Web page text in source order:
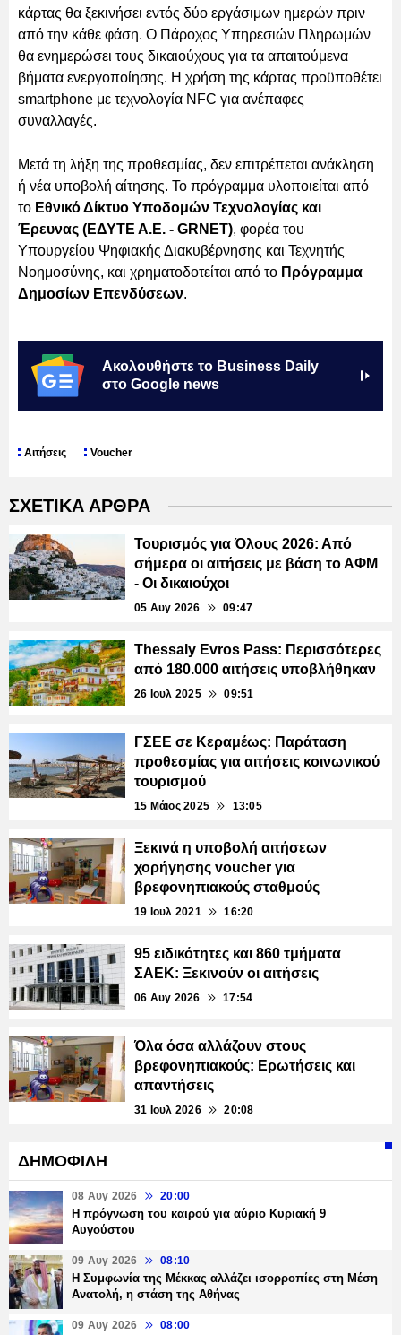
κάρτας θα ξεκινήσει εντός δύο εργάσιμων ημερών πριν
από την κάθε φάση. Ο Πάροχος Υπηρεσιών Πληρωμών
θα ενημερώσει τους δικαιούχους για τα απαιτούμενα
βήματα ενεργοποίησης. Η χρήση της κάρτας προϋποθέτει
smartphone με τεχνολογία NFC για ανέπαφες
συναλλαγές.
Μετά τη λήξη της προθεσμίας, δεν επιτρέπεται ανάκληση
ή νέα υποβολή αίτησης. Το πρόγραμμα υλοποιείται από
το Εθνικό Δίκτυο Υποδομών Τεχνολογίας και
Έρευνας (ΕΔΥΤΕ Α.Ε. - GRNET), φορέα του
Υπουργείου Ψηφιακής Διακυβέρνησης και Τεχνητής
Νοημοσύνης, και χρηματοδοτείται από το Πρόγραμμα
Δημοσίων Επενδύσεων.
Ακολουθήστε το Business Daily
στο Google news
Αιτήσεις Voucher
ΣΧΕΤΙΚΑ ΑΡΘΡΑ
Τουρισμός για Όλους 2026: Από
σήμερα οι αιτήσεις με βάση το ΑΦΜ
- Οι δικαιούχοι
05 Αυγ 2026 09:47
Thessaly Evros Pass: Περισσότερες
από 180.000 αιτήσεις υποβλήθηκαν
26 Ιουλ 2025 09:51
ΓΣΕΕ σε Κεραμέως: Παράταση
προθεσμίας για αιτήσεις κοινωνικού
τουρισμού
15 Μάιος 2025 13:05
Ξεκινά η υποβολή αιτήσεων
χορήγησης voucher για
βρεφονηπιακούς σταθμούς
19 Ιουλ 2021 16:20
95 ειδικότητες και 860 τμήματα
ΣΑΕΚ: Ξεκινούν οι αιτήσεις
06 Αυγ 2026 17:54
Όλα όσα αλλάζουν στους
βρεφονηπιακούς: Ερωτήσεις και
απαντήσεις
31 Ιουλ 2026 20:08
ΔΗΜΟΦΙΛΗ
08 Αυγ 2026 20:00
Η πρόγνωση του καιρού για αύριο Κυριακή 9
Αυγούστου
09 Αυγ 2026 08:10
Η Συμφωνία της Μέκκας αλλάζει ισορροπίες στη Μέση
Ανατολή, η στάση της Αθήνας
09 Αυγ 2026 08:00